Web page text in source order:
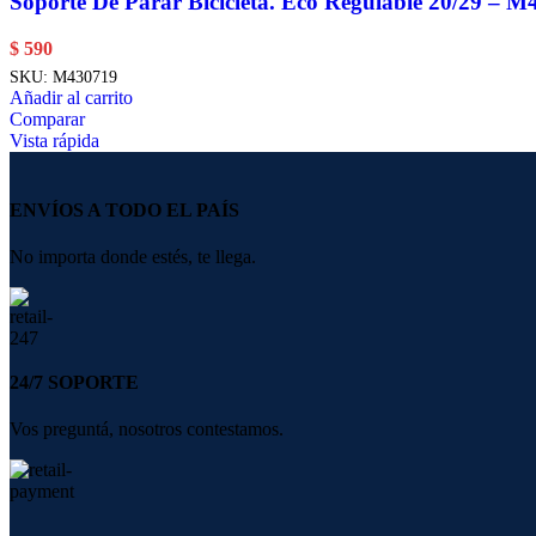
$ 590
SKU: M430719
Añadir al carrito
Comparar
Vista rápida
ENVÍOS A TODO EL PAÍS
No importa donde estés, te llega.
24/7 SOPORTE
Vos preguntá, nosotros contestamos.